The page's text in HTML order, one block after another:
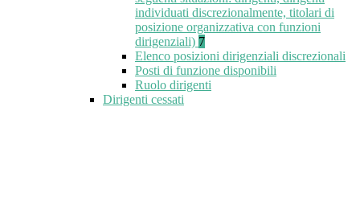
individuati discrezionalmente, titolari di
posizione organizzativa con funzioni
dirigenziali) 7
Elenco posizioni dirigenziali discrezionali
Posti di funzione disponibili
Ruolo dirigenti
Dirigenti cessati